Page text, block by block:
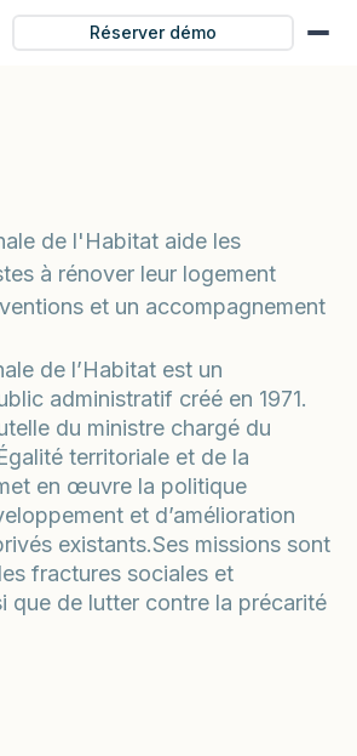
Réserver démo
de l'Habitat aide les
à rénover leur logement
et un accompagnement
de l’Habitat est un
administratif créé en 1971.
du ministre chargé du
territoriale et de la
en œuvre la politique
et d’amélioration
existants.Ses missions sont
fractures sociales et
que de lutter contre la précarité